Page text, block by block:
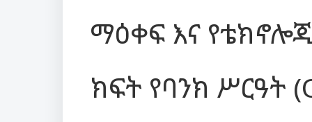
ማዕቀፍ እና
ክፍት የባንክ ሥርዓት